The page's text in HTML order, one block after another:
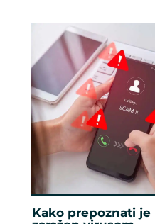
Kako prepoznati